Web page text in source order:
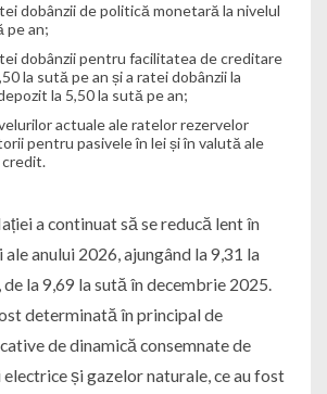
dobânzii de politică monetară la nivelul
pe an;
dobânzii pentru facilitatea de creditare
la sută pe an și a ratei dobânzii la
la 5,50 la sută pe an;
actuale ale ratelor rezervelor
pentru pasivele în lei și în valută ale
a continuat să se reducă lent în
anului 2026, ajungând la 9,31 la
la 9,69 la sută în decembrie 2025.
determinată în principal de
de dinamică consemnate de
și gazelor naturale, ce au fost